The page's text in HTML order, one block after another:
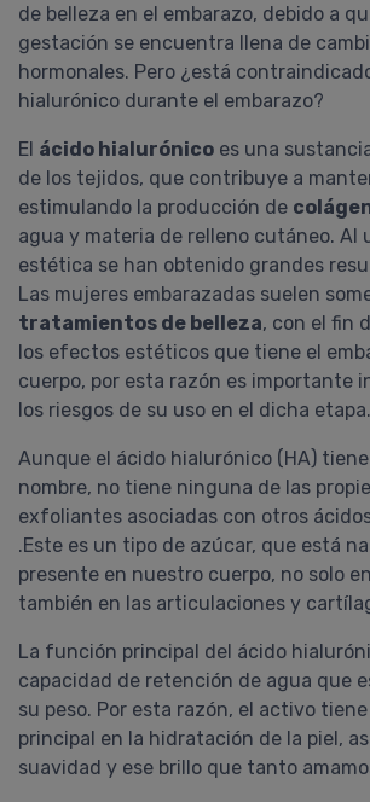
de belleza en el embarazo, debido a
gestación se encuentra llena de
hormonales. Pero ¿está
hialurónico durante el embarazo?
El ácido hialurónico es una
de los tejidos, que contribuye a
estimulando la producción de
agua y materia de relleno cutáneo. Al
estética se han obtenido grandes
Las mujeres embarazadas suelen
tratamientos de belleza, con el fin
los efectos estéticos que tiene el
cuerpo, por esta razón es importante
los riesgos de su uso en el dicha etapa.
Aunque el ácido hialurónico (HA)
nombre, no tiene ninguna de las
exfoliantes asociadas con otros
.Este es un tipo de azúcar, que está
presente en nuestro cuerpo, no solo
también en las articulaciones y
La función principal del ácido
capacidad de retención de agua que
su peso. Por esta razón, el activo
principal en la hidratación de la piel,
suavidad y ese brillo que tanto